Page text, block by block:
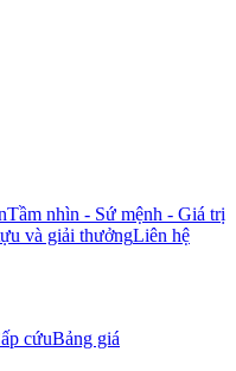
Tầm nhìn - Sứ mệnh - Giá trị
và giải thưởngLiên hệ
cứuBảng giá